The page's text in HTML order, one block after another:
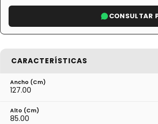
CONSULTAR
CARACTERÍSTICAS
Ancho (cm)
127.00
Alto (cm)
85.00